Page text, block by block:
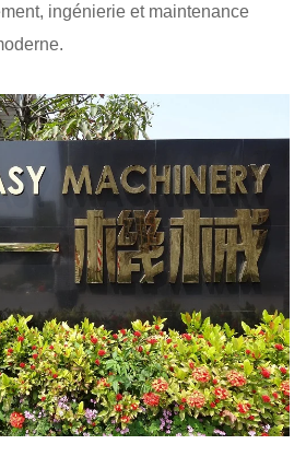
ingénierie et maintenance